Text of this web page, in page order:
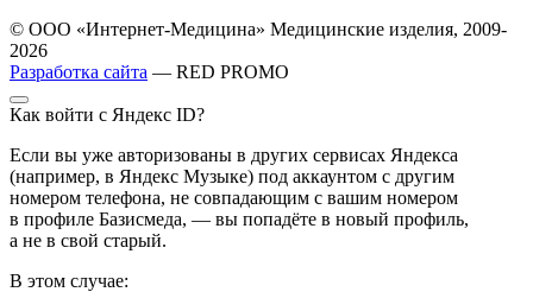
© ООО «Интернет-Медицина» Медицинские изделия, 2009-
2026
Разработка сайта — RED PROMO
Как войти с Яндекс ID?
Если вы уже авторизованы в других сервисах Яндекса
(например, в Яндекс Музыке) под аккаунтом с другим
номером телефона, не совпадающим с вашим номером
в профиле Базисмеда, — вы попадёте в новый профиль,
а не в свой старый.
В этом случае: